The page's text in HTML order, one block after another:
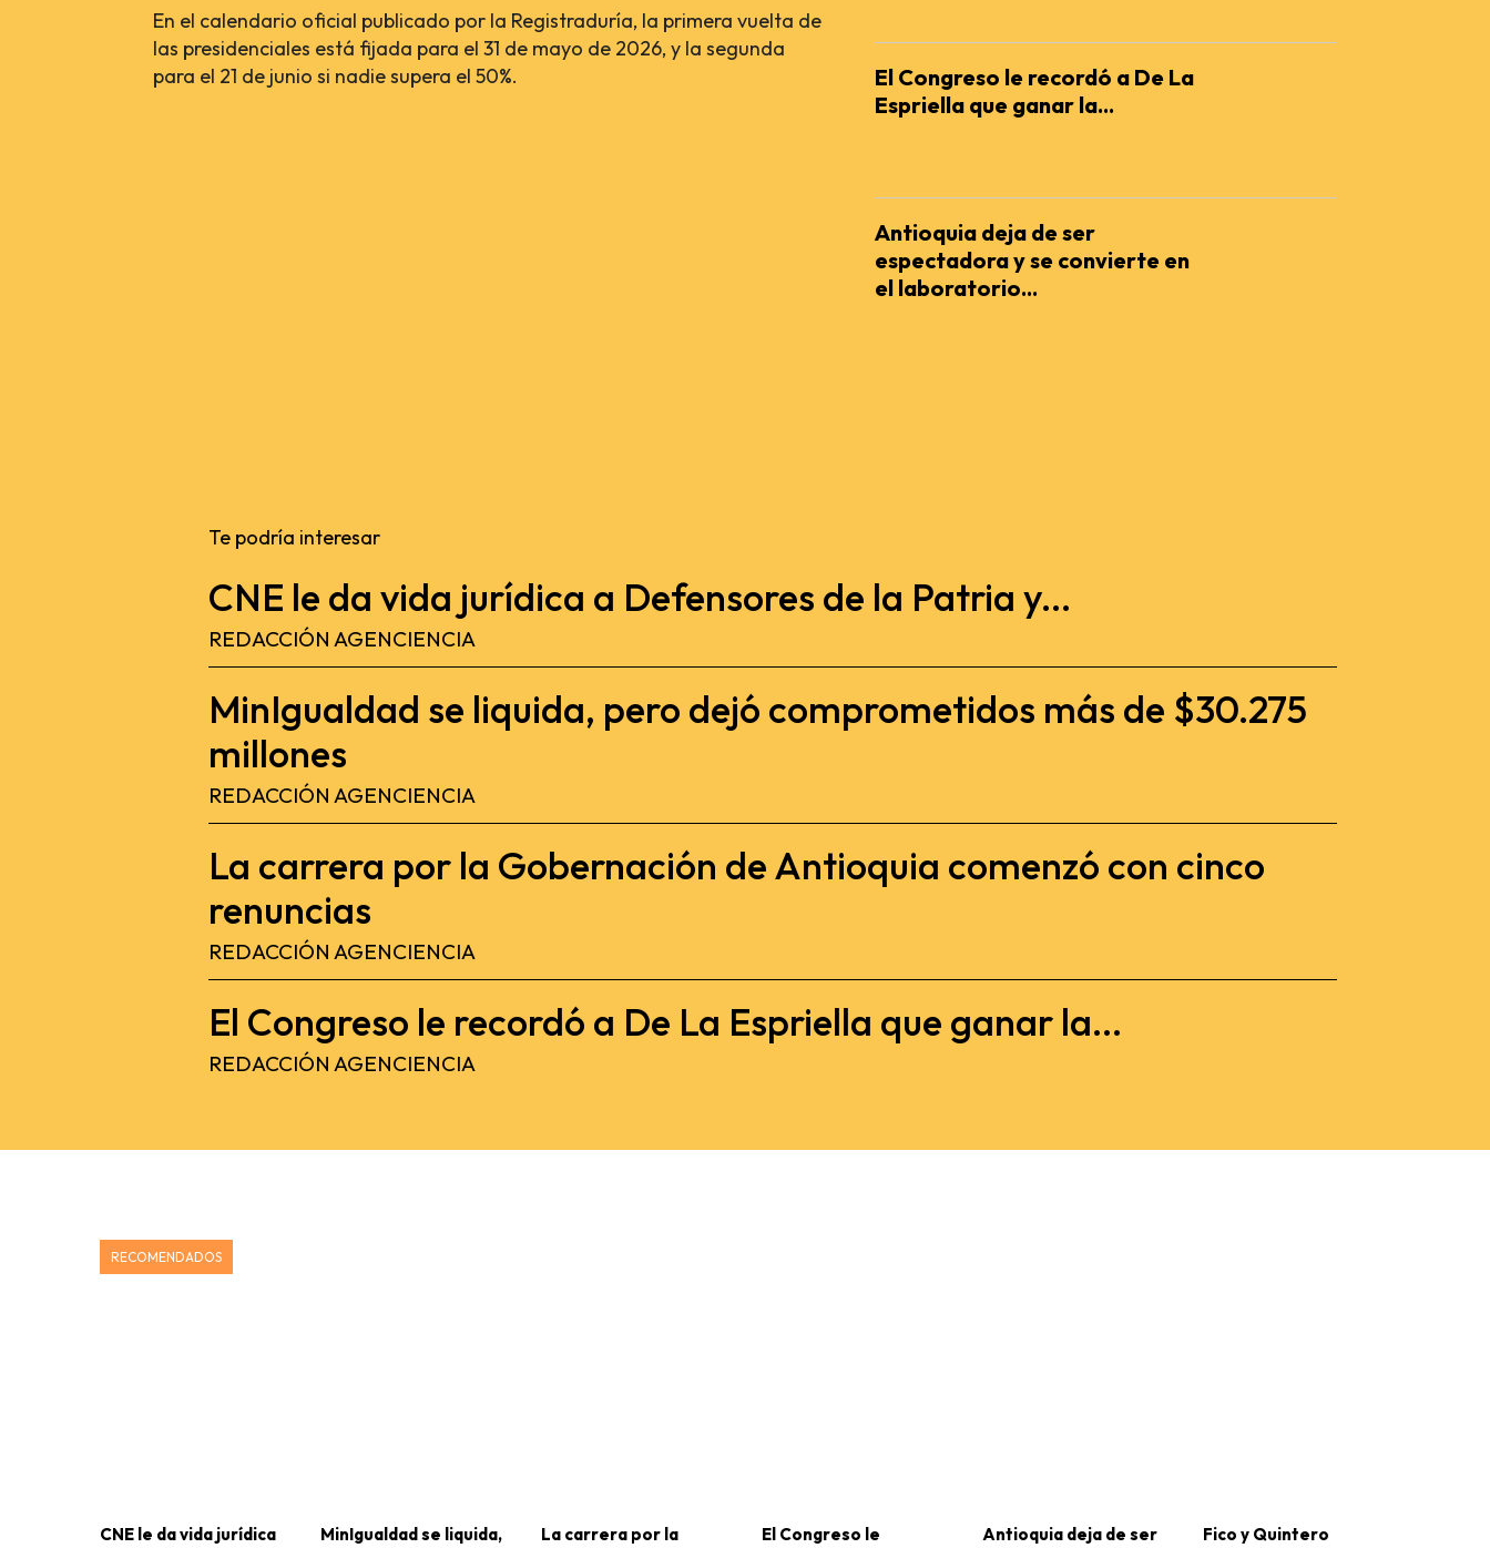
En el calendario oficial publicado por la Registraduría, la primera vuelta de
las presidenciales está fijada para el 31 de mayo de 2026, y la segunda
para el 21 de junio si nadie supera el 50%.
El Congreso le recordó a De La
Espriella que ganar la...
Antioquia deja de ser
espectadora y se convierte en
el laboratorio...
Te podría interesar
CNE le da vida jurídica a Defensores de la Patria y...
REDACCIÓN AGENCIENCIA
MinIgualdad se liquida, pero dejó comprometidos más de $30.275
millones
REDACCIÓN AGENCIENCIA
La carrera por la Gobernación de Antioquia comenzó con cinco
renuncias
REDACCIÓN AGENCIENCIA
El Congreso le recordó a De La Espriella que ganar la...
REDACCIÓN AGENCIENCIA
RECOMENDADOS
CNE le da vida jurídica MinIgualdad se liquida, La carrera por la El Congreso le Antioquia deja de ser Fico y Quintero